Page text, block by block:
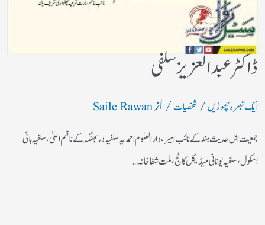
ڈاکٹر عبد العزیزسلفی
ایک تبصرہ چھوڑیں/شخصیات/ ازSaile Rawan
جمعیت اہل حدیث ہند کے نائب امیر، دا رالعلوم احمدیہ سلفیہ دربھنگہ کے ناظم اعلیٰ، سلفیہ ہائی
اسکول ، سلفیہ یونانی میڈیکل کالج، ملت شفاخانہ…